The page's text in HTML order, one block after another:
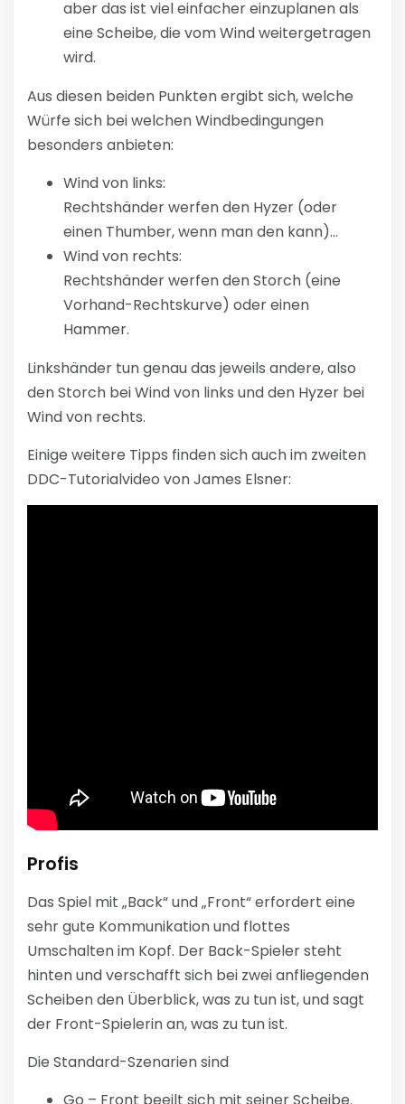
aber das ist viel einfacher einzuplanen als
eine Scheibe, die vom Wind weitergetragen
wird.
Aus diesen beiden Punkten ergibt sich, welche
Würfe sich bei welchen Windbedingungen
besonders anbieten:
Wind von links:
Rechtshänder werfen den Hyzer (oder
einen Thumber, wenn man den kann)…
Wind von rechts:
Rechtshänder werfen den Storch (eine
Vorhand-Rechtskurve) oder einen
Hammer.
Linkshänder tun genau das jeweils andere, also
den Storch bei Wind von links und den Hyzer bei
Wind von rechts.
Einige weitere Tipps finden sich auch im zweiten
DDC-Tutorialvideo von James Elsner:
Profis
Das Spiel mit „Back“ und „Front“ erfordert eine
sehr gute Kommunikation und flottes
Umschalten im Kopf. Der Back-Spieler steht
hinten und verschafft sich bei zwei anfliegenden
Scheiben den Überblick, was zu tun ist, und sagt
der Front-Spielerin an, was zu tun ist.
Die Standard-Szenarien sind